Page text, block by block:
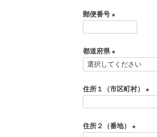
郵便番号
須
)
都道府県
(
須
住所１（市区町村）
住所２（番地）